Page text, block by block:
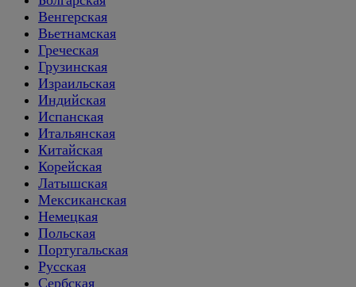
Венгерская
Вьетнамская
Греческая
Грузинская
Израильская
Индийская
Испанская
Итальянская
Китайская
Корейская
Латышская
Мексиканская
Немецкая
Польская
Португальская
Русская
Сербская